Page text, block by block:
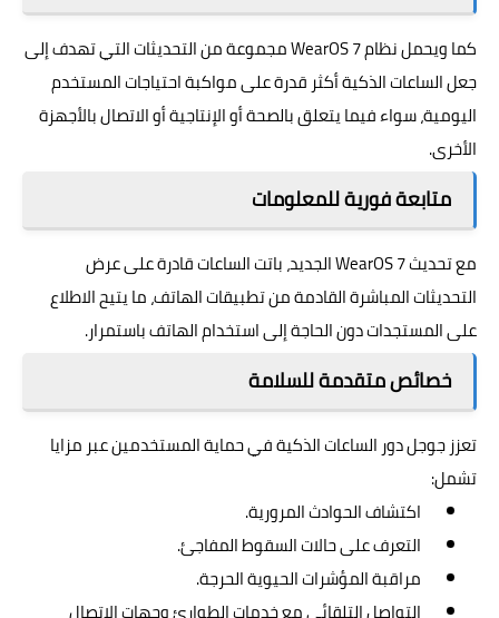
كما ويحمل نظام WearOS 7 مجموعة من التحديثات التي تهدف إلى
جعل الساعات الذكية أكثر قدرة على مواكبة احتياجات المستخدم
اليومية، سواء فيما يتعلق بالصحة أو الإنتاجية أو الاتصال بالأجهزة
الأخرى.
متابعة فورية للمعلومات
مع تحديث WearOS 7 الجديد، باتت الساعات قادرة على عرض
التحديثات المباشرة القادمة من تطبيقات الهاتف، ما يتيح الاطلاع
على المستجدات دون الحاجة إلى استخدام الهاتف باستمرار.
خصائص متقدمة للسلامة
تعزز جوجل دور الساعات الذكية في حماية المستخدمين عبر مزايا
تشمل:
اكتشاف الحوادث المرورية.
التعرف على حالات السقوط المفاجئ.
مراقبة المؤشرات الحيوية الحرجة.